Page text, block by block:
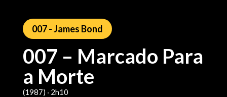
007 - James Bond
007 – Marcado Para
a Morte
(1987) ‧ 2h10